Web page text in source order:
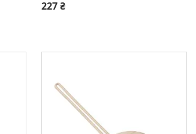
227 ₴